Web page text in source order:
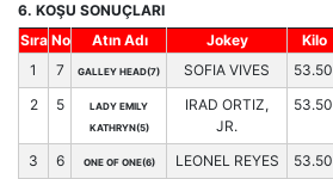
6. KOŞU SONUÇLARI
Sıra No Atın Adı Jokey Kilo
1
7 GALLEY HEAD(7) SOFIA VIVES 53.50
2 5
LADY EMILY
KATHRYN(5)
IRAD ORTIZ,
JR.
53.50
3 6 ONE OF ONE(6) LEONEL REYES 53.50